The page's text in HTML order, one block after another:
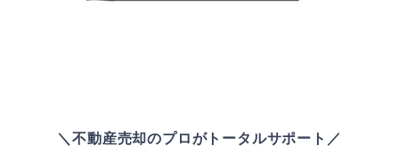
＼不動産売却のプロがトータルサポート／